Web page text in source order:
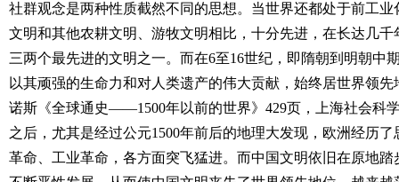
社群观念是两种性质截然不同的思想。当世界还都处于前工
文明和其他农耕文明、游牧文明相比，十分先进，在长达几
三两个最先进的文明之一。而在6至16世纪，即隋朝到明朝中
以其顽强的生命力和对人类遗产的伟大贡献，始终居世界领
诺斯《全球通史――1500年以前的世界》429页，上海社会科
之后，尤其是经过公元1500年前后的地理大发现，欧洲经历
革命、工业革命，各方面突飞猛进。而中国文明依旧在原地